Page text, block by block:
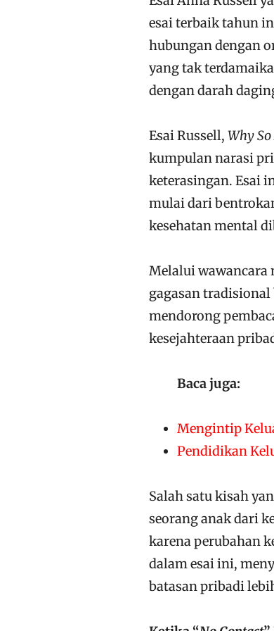
esai terbaik tahun
hubungan dengan
yang tak
dengan darah
Esai Russell, Why
kumpulan narasi
keterasingan. Esai
mulai dari
kesehatan mental
Melalui wawancara
gagasan tradisional
mendorong
kesejahteraan
Baca juga:
Mengintip
Pendidikan
Salah satu kisah
seorang anak dari
karena perubahan
dalam esai ini,
batasan pribadi